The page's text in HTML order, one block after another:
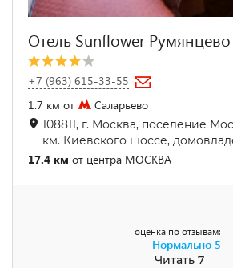
Отель Sunflower Румянцево
+7 (963) 615-33-55
1.7 км от
Саларьево
108811, г. Москва, поселение
км. Киевского шоссе,
17.4 км от центра МОСКВА
оценка по отзывам:
Нормально 5
Читать 7